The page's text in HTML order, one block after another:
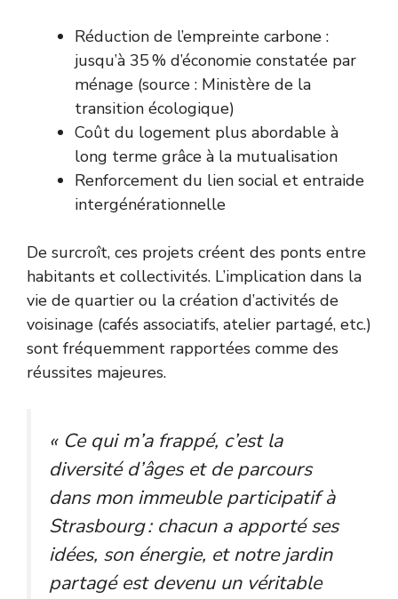
Réduction de l’empreinte carbone :
jusqu’à 35 % d’économie constatée par
ménage (source : Ministère de la
transition écologique)
Coût du logement plus abordable à
long terme grâce à la mutualisation
Renforcement du lien social et entraide
intergénérationnelle
De surcroît, ces projets créent des ponts entre
habitants et collectivités. L’implication dans la
vie de quartier ou la création d’activités de
voisinage (cafés associatifs, atelier partagé, etc.)
sont fréquemment rapportées comme des
réussites majeures.
« Ce qui m’a frappé, c’est la
diversité d’âges et de parcours
dans mon immeuble participatif à
Strasbourg : chacun a apporté ses
idées, son énergie, et notre jardin
partagé est devenu un véritable